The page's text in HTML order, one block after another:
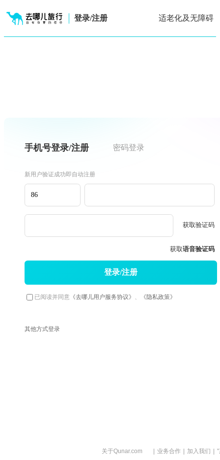
登录/注册 适老化及无障碍
手机号登录/注册 密码登录
新用户验证成功即自动注册
获取验证码
获取语音验证码
登录/注册
已阅读并同意《去哪儿用户服务协议》 《隐私政策》
其他方式登录
关于Qunar.com 业务合作 加入我们